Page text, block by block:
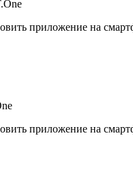
приложение на
приложение на